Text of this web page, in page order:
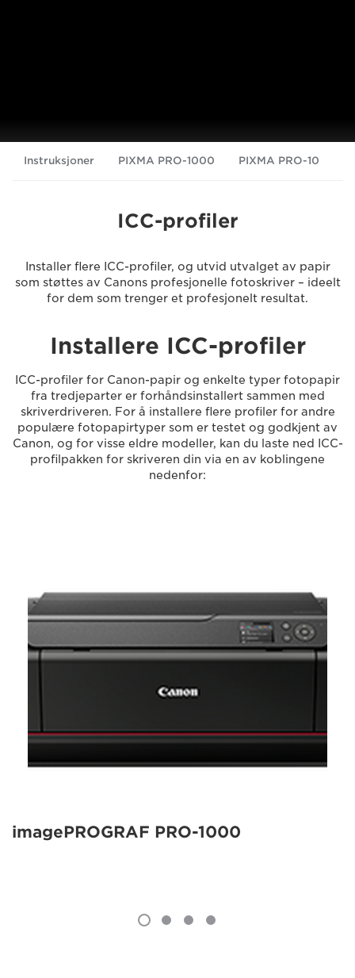
Instruksjoner PIXMA PRO-1000 PIXMA PRO-10
ICC-profiler
Installer flere ICC-profiler, og utvid utvalget av papir
som støttes av Canons profesjonelle fotoskriver – ideelt
for dem som trenger et profesjonelt resultat.
Installere ICC-profiler
ICC-profiler for Canon-papir og enkelte typer fotopapir
fra tredjeparter er forhåndsinstallert sammen med
skriverdriveren. For å installere flere profiler for andre
populære fotopapirtyper som er testet og godkjent av
Canon, og for visse eldre modeller, kan du laste ned ICC-
profilpakken for skriveren din via en av koblingene
nedenfor:
imagePROGRAF PRO-1000